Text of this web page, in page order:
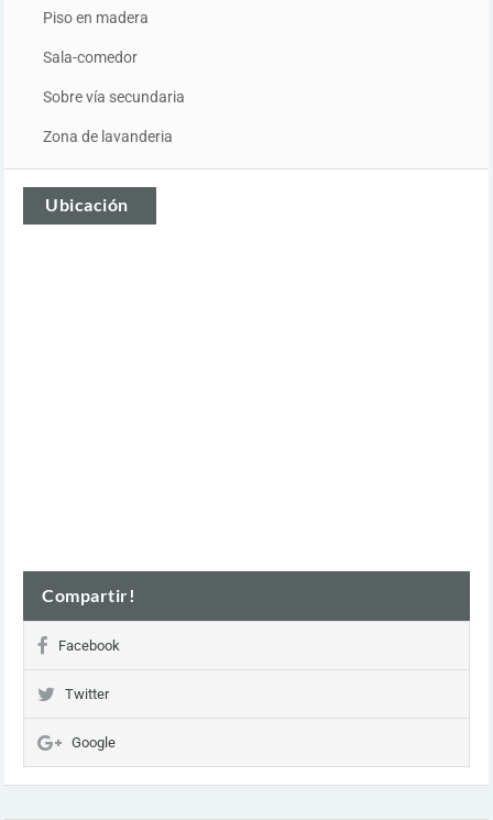
Piso en madera
Sala-comedor
Sobre vía secundaria
Zona de lavanderia
Ubicación
Compartir!
Facebook
Twitter
Google